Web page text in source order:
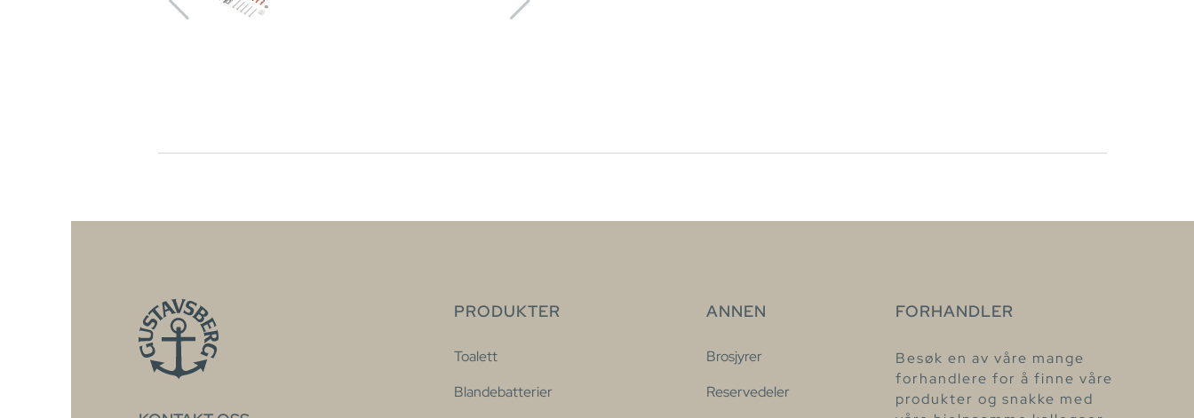
PRODUKTER
Toalett
Blandebatterier
ANNEN
Brosjyrer
Reservedeler
FORHANDLER
Besøk en av våre mange
forhandlere for å finne våre
produkter og snakke med